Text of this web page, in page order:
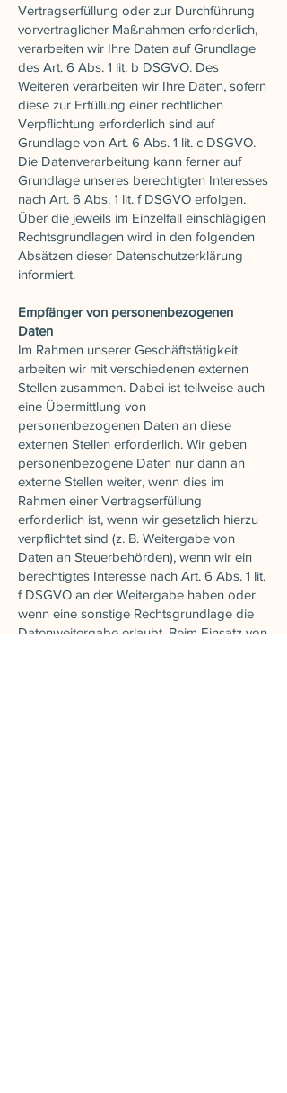
Vertragserfüllung oder zur Durchführung
vorvertraglicher Maßnahmen erforderlich,
verarbeiten wir Ihre Daten auf Grundlage
des Art. 6 Abs. 1 lit. b DSGVO. Des
Weiteren verarbeiten wir Ihre Daten, sofern
diese zur Erfüllung einer rechtlichen
Verpflichtung erforderlich sind auf
Grundlage von Art. 6 Abs. 1 lit. c DSGVO.
Die Datenverarbeitung kann ferner auf
Grundlage unseres berechtigten Interesses
nach Art. 6 Abs. 1 lit. f DSGVO erfolgen.
Über die jeweils im Einzelfall einschlägigen
Rechtsgrundlagen wird in den folgenden
Absätzen dieser Datenschutzerklärung
informiert.
Empfänger von personenbezogenen
Daten
Im Rahmen unserer Geschäftstätigkeit
arbeiten wir mit verschiedenen externen
Stellen zusammen. Dabei ist teilweise auch
eine Übermittlung von
personenbezogenen Daten an diese
externen Stellen erforderlich. Wir geben
personenbezogene Daten nur dann an
externe Stellen weiter, wenn dies im
Rahmen einer Vertragserfüllung
erforderlich ist, wenn wir gesetzlich hierzu
verpflichtet sind (z. B. Weitergabe von
Daten an Steuerbehörden), wenn wir ein
berechtigtes Interesse nach Art. 6 Abs. 1 lit.
f DSGVO an der Weitergabe haben oder
wenn eine sonstige Rechtsgrundlage die
Datenweitergabe erlaubt. Beim Einsatz von